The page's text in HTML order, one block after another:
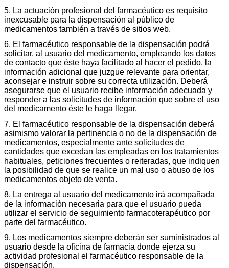
5. La actuación profesional del farmacéutico es requisito
inexcusable para la dispensación al público de
medicamentos también a través de sitios web.
6. El farmacéutico responsable de la dispensación podrá
solicitar, al usuario del medicamento, empleando los datos
de contacto que éste haya facilitado al hacer el pedido, la
información adicional que juzgue relevante para orientar,
aconsejar e instruir sobre su correcta utilización. Deberá
asegurarse que el usuario recibe información adecuada y
responder a las solicitudes de información que sobre el uso
del medicamento éste le haga llegar.
7. El farmacéutico responsable de la dispensación deberá
asimismo valorar la pertinencia o no de la dispensación de
medicamentos, especialmente ante solicitudes de
cantidades que excedan las empleadas en los tratamientos
habituales, peticiones frecuentes o reiteradas, que indiquen
la posibilidad de que se realice un mal uso o abuso de los
medicamentos objeto de venta.
8. La entrega al usuario del medicamento irá acompañada
de la información necesaria para que el usuario pueda
utilizar el servicio de seguimiento farmacoterapéutico por
parte del farmacéutico.
9. Los medicamentos siempre deberán ser suministrados al
usuario desde la oficina de farmacia donde ejerza su
actividad profesional el farmacéutico responsable de la
dispensación.